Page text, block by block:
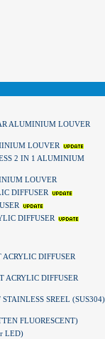
ALUMINIUM LOUVER
LOUVER
2 IN 1 ALUMINIUM
LOUVER
DIFFUSER
DIFFUSER
DIFFUSER
ACRYLIC DIFFUSER
SREEL (SUS304)
FLUORESCENT)
LED)